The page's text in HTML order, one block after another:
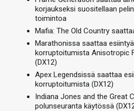
korjaukseksi suositellaan
toimintoa
Mafia: The Old Country
Marathonissa saattaa
korruptoitumista Anisotropic
(DX12)
Apex Legendsissä saattaa
korruptoitumista (DX12)
Indiana Jones and the Great
polunseuranta käytössä